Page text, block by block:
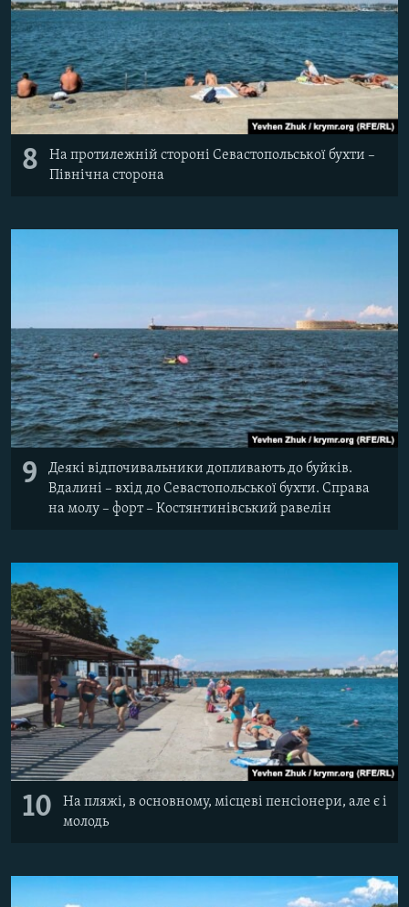
8
На протилежній стороні Севастопольської бухти –
Північна сторона
9
Деякі відпочивальники допливають до буйків.
Вдалині – вхід до Севастопольської бухти. Справа
на молу – форт – Костянтинівський равелін
10
На пляжі, в основному, місцеві пенсіонери, але є і
молодь